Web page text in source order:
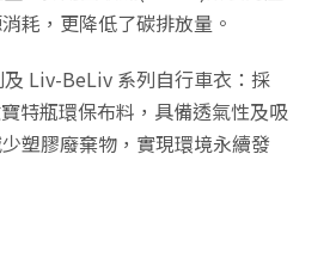
耗，更降低了碳排放量。
Liv-BeLiv 系列自行車衣：採
特瓶環保布料，具備透氣性及吸
塑膠廢棄物，實現環境永續發